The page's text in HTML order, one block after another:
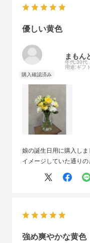
優しい黄色
まもん
年代:30代
用途:ギフ
娘の誕生日用に購入しま
イメージしていた通りの
強め爽やかな黄色